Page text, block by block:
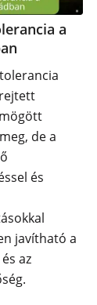
a
de a
és
javítható a
az